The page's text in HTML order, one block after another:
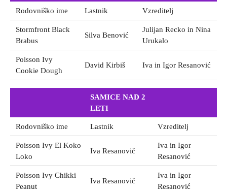
Rodovniško ime Lastnik Vzreditelj
Stormfront Black
Brabus
Silva Benović
Julijan Recko in Nina
Urukalo
Poisson Ivy
Cookie Dough
David Kirbiš Iva in Igor Resanović
SAMICE NAD 2
LETI
Rodovniško ime Lastnik Vzreditelj
Poisson Ivy El Koko
Loko
Iva Resanovič
Iva in Igor
Resanović
Poisson Ivy Chikki
Peanut
Iva Resanovič
Iva in Igor
Resanović